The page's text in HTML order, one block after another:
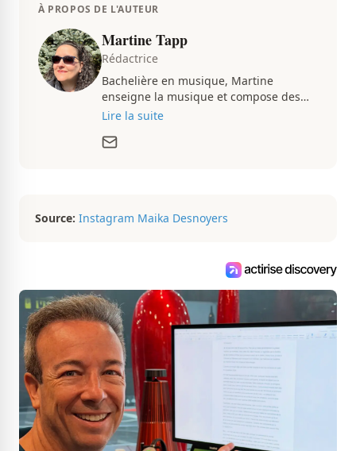
À PROPOS DE L'AUTEUR
Martine Tapp
Rédactrice
Bachelière en musique, Martine
enseigne la musique et compose des
pièces musicales pendant ses temps
d’aménagement intérieur, elle suit de
Lire la suite
Source: Instagram Maika Desnoyers